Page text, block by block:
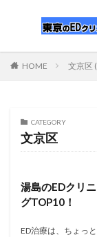
HOME 文京区
CATEGORY
文京区
湯島のEDクリ
グTOP10！
ED治療は、ちょっ